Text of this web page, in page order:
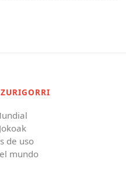
de uso
mundo